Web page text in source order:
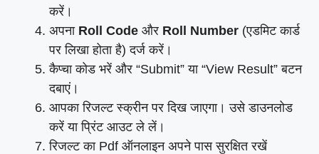
करें।
अपना Roll Code और Roll Number (एडमिट कार्ड
पर लिखा होता है) दर्ज करें।
कैप्चा कोड भरें और “Submit” या “View Result” बटन
दबाएं।
आपका रिजल्ट स्क्रीन पर दिख जाएगा। उसे डाउनलोड
करें या प्रिंट आउट ले लें।
रिजल्ट का Pdf ऑनलाइन अपने पास सुरक्षित रखें